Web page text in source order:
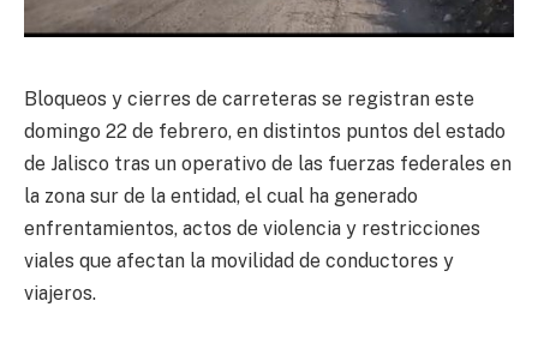
Bloqueos y cierres de carreteras se registran este
domingo 22 de febrero, en distintos puntos del estado
de Jalisco tras un operativo de las fuerzas federales en
la zona sur de la entidad, el cual ha generado
enfrentamientos, actos de violencia y restricciones
viales que afectan la movilidad de conductores y
viajeros.